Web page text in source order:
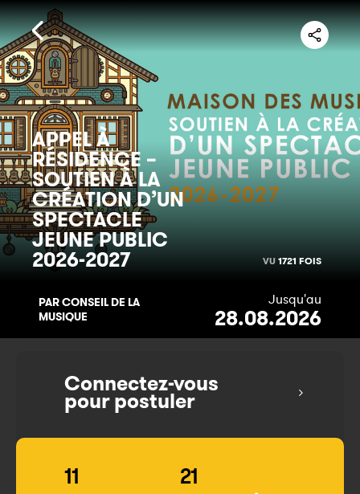
APPEL À
RÉSIDENCE –
SOUTIEN À LA
CRÉATION D’UN
SPECTACLE
JEUNE PUBLIC
2026-2027 VU 1721 FOIS
PAR CONSEIL DE LA
MUSIQUE
Jusqu'au
28.08.2026
Connectez-vous
pour postuler
11 21